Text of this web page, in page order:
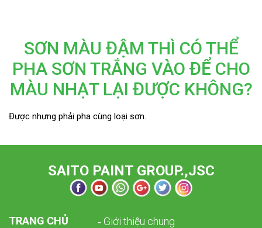
SƠN MÀU ĐẬM THÌ CÓ THỂ
PHA SƠN TRẮNG VÀO ĐỂ CHO
MÀU NHẠT LẠI ĐƯỢC KHÔNG?
Được nhưng phải pha cùng loại sơn.
SAITO PAINT GROUP.,JSC
TRANG CHỦ
­­‑ Giới thiệu chung